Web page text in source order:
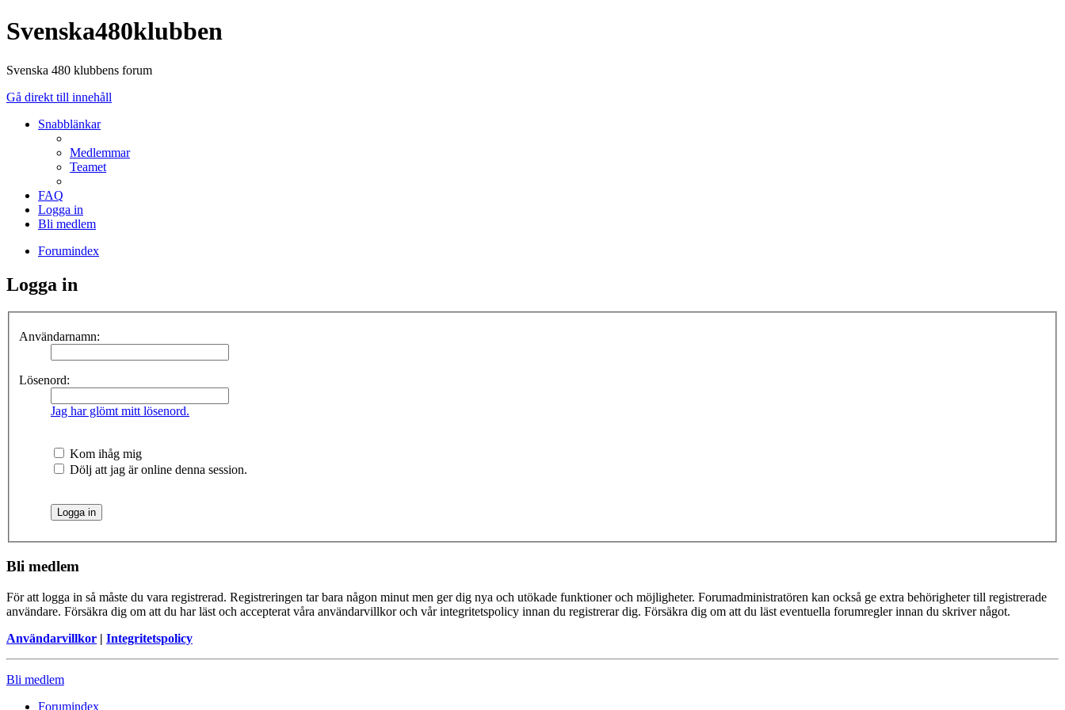
Svenska480klubben
Svenska 480 klubbens forum
Gå direkt till innehåll
Snabblänkar
Medlemmar
Teamet
FAQ
Logga in
Bli medlem
Forumindex
Logga in
Användarnamn:
Lösenord:
Jag har glömt mitt lösenord.
Kom ihåg mig
Dölj att jag är online denna session.
Bli medlem
För att logga in så måste du vara registrerad. Registreringen tar bara någon minut men ger dig nya och utökade funktioner och möjligheter. Forumadministratören kan också ge extra behörigheter till registrerade
användare. Försäkra dig om att du har läst och accepterat våra användarvillkor och vår integritetspolicy innan du registrerar dig. Försäkra dig om att du läst eventuella forumregler innan du skriver något.
Användarvillkor | Integritetspolicy
Bli medlem
Forumindex